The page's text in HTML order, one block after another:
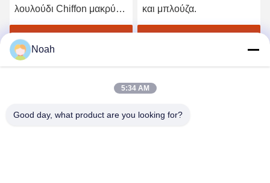
λουλούδι Chiffon μακρύ
μανίκι Top
Βρείτε την καλύτερη τιμή
και μπλούζα.
Noah
5:34 AM
Good day, what product are you looking for?